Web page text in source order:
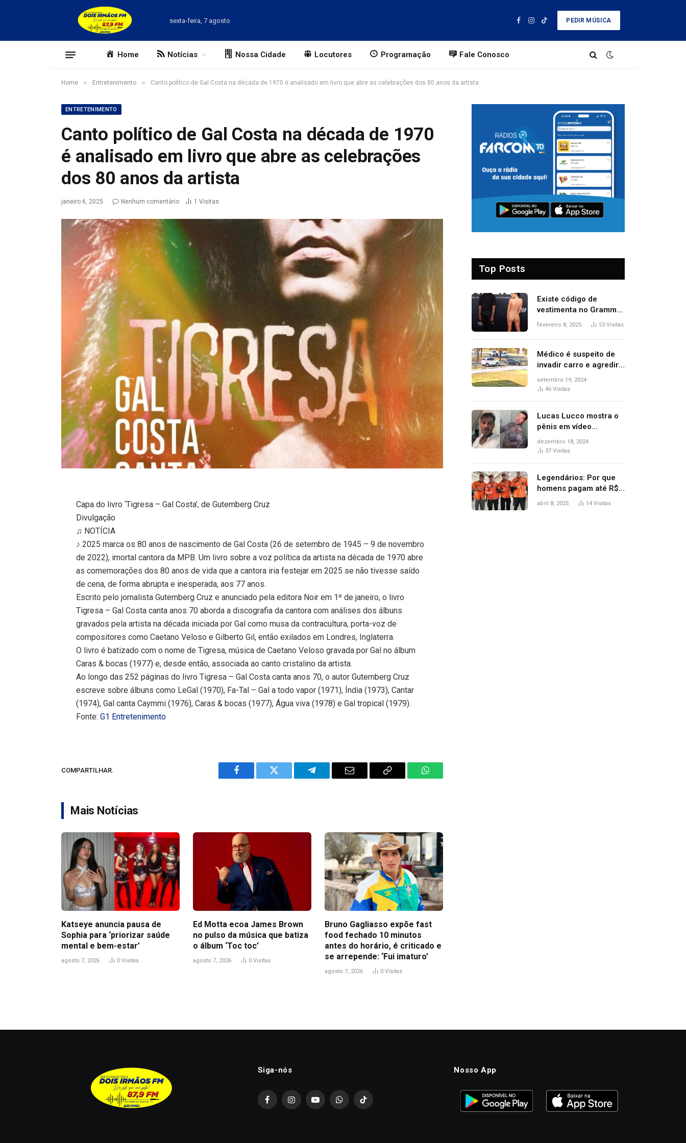
sexta-feira, 7 agosto
Facebook
Instagram
TikTok
PEDIR MÚSICA
Home Notícias Nossa Cidade Locutores Programação Fale Conosco
Home » Entretenimento » Canto político de Gal Costa na década de 1970 é analisado em livro que abre as celebrações dos 80 anos da artista
ENTRETENIMENTO
Canto político de Gal Costa na década de 1970
é analisado em livro que abre as celebrações
dos 80 anos da artista
janeiro 6, 2025 Nenhum comentário 1 Visitas
Capa do livro ‘Tigresa – Gal Costa’, de Gutemberg Cruz
Divulgação
♫ NOTÍCIA
♪ 2025 marca os 80 anos de nascimento de Gal Costa (26 de setembro de 1945 – 9 de novembro
de 2022), imortal cantora da MPB. Um livro sobre a voz política da artista na década de 1970 abre
as comemorações dos 80 anos de vida que a cantora iria festejar em 2025 se não tivesse saído
de cena, de forma abrupta e inesperada, aos 77 anos.
Escrito pelo jornalista Gutemberg Cruz e anunciado pela editora Noir em 1º de janeiro, o livro
Tigresa – Gal Costa canta anos 70 aborda a discografia da cantora com análises dos álbuns
gravados pela artista na década iniciada por Gal como musa da contracultura, porta-voz de
compositores como Caetano Veloso e Gilberto Gil, então exilados em Londres, Inglaterra.
O livro é batizado com o nome de Tigresa, música de Caetano Veloso gravada por Gal no álbum
Caras & bocas (1977) e, desde então, associada ao canto cristalino da artista.
Ao longo das 252 páginas do livro Tigresa – Gal Costa canta anos 70, o autor Gutemberg Cruz
escreve sobre álbuns como LeGal (1970), Fa-Tal – Gal a todo vapor (1971), Índia (1973), Cantar
(1974), Gal canta Caymmi (1976), Caras & bocas (1977), Água viva (1978) e Gal tropical (1979).
Fonte:G1 Entretenimento
COMPARTILHAR.
Facebook Twitter Telegram Email
Copy
WhatsApp
Mais Notícias
Katseye anuncia pausa de
Sophia para ‘priorizar saúde
mental e bem-estar’
agosto 7, 2026 0 Visitas
Ed Motta ecoa James Brown
no pulso da música que batiza
o álbum ‘Toc toc’
agosto 7, 2026 0 Visitas
Bruno Gagliasso expõe fast
food fechado 10 minutos
antes do horário, é criticado e
se arrepende: ‘Fui imaturo’
agosto 7, 2026 0 Visitas
Top Posts
Existe código de
vestimenta no Grammy?
Questionamento surgiu
aparecer nua na
premiação
fevereiro 8, 2025 53 Visitas
Médico é suspeito de
invadir carro e agredir
delegado aposentado
durante confusão no
setembro 19, 2024
46 Visitas
Lucas Lucco mostra o
pênis em vídeo
tomando banho, apaga
post e diz ‘foi mal’
dezembro 18, 2024
37 Visitas
Legendários: Por que
homens pagam até R$
81 mil para subir
abril 8, 2025 14 Visitas
Siga-nós
FacebookInstagramYouTubeWhatsAppTikTok
Nosso App